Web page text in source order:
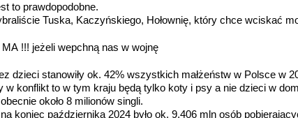
to prawdopodobne.
Tuska, Kaczyńskiego, Hołownię, który chce wciskać
!!! jeżeli wepchną nas w wojnę
dzieci stanowiły ok. 42% wszystkich małżeństw w Polsce w
w konflikt to w tym kraju będą tylko koty i psy a nie dzieci w
około 8 milionów singli.
koniec października 2024 było ok. 9,406 mln osób